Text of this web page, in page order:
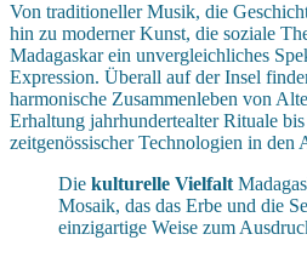
Von traditioneller Musik, die
hin zu moderner Kunst, die soziale
Madagaskar ein unvergleichliches
Expression. Überall auf der Insel
harmonische Zusammenleben von
Erhaltung jahrhundertealter Rituale
zeitgenössischer Technologien in den
Die kulturelle Vielfalt
Mosaik, das das Erbe und die
einzigartige Weise zum